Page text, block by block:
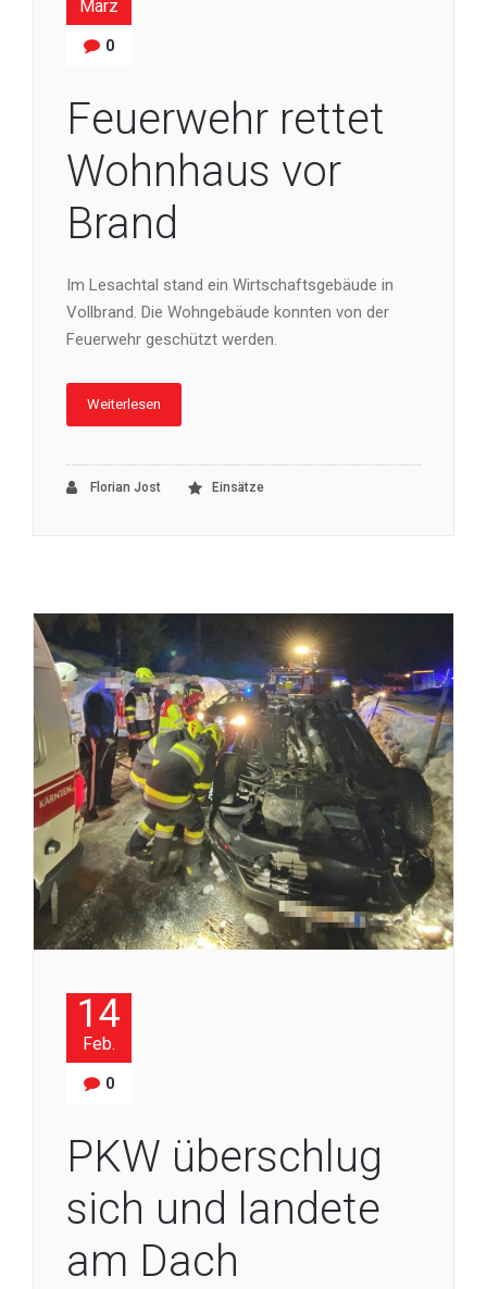
März
0
Feuerwehr rettet
Wohnhaus vor
Brand
Im Lesachtal stand ein Wirtschaftsgebäude in
Vollbrand. Die Wohngebäude konnten von der
Feuerwehr geschützt werden.
Weiterlesen
Florian Jost Einsätze
14
Feb.
0
PKW überschlug
sich und landete
am Dach